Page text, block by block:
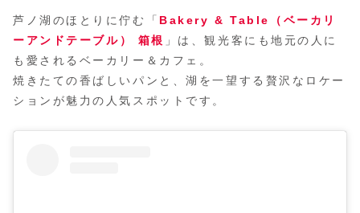
芦ノ湖のほとりに佇む「 Bakery & Table （ ベーカリ
ー アンド テーブル ） 箱根 」は、観光客にも地元の人に
も愛されるベーカリー＆カフェ。
焼きたての香ばしいパンと、湖を一望する贅沢なロケー
ションが魅力の人気スポットです。